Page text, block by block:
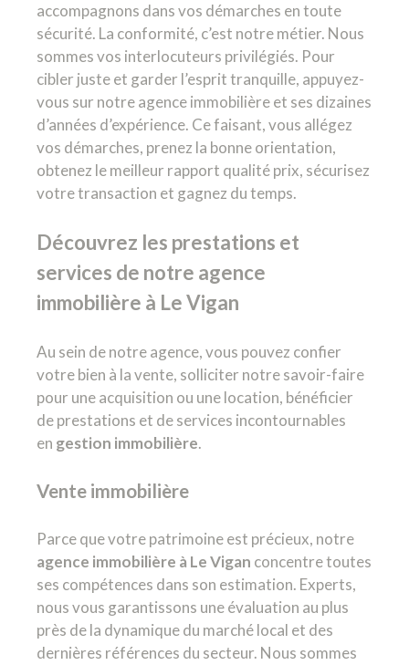
accompagnons dans vos démarches en toute
sécurité. La conformité, c’est notre métier. Nous
sommes vos interlocuteurs privilégiés. Pour
cibler juste et garder l’esprit tranquille, appuyez-
vous sur notre agence immobilière et ses dizaines
d’années d’expérience. Ce faisant, vous allégez
vos démarches, prenez la bonne orientation,
obtenez le meilleur rapport qualité prix, sécurisez
votre transaction et gagnez du temps.
Découvrez les prestations et
services de notre agence
immobilière à Le Vigan
Au sein de notre agence, vous pouvez confier
votre bien à la vente, solliciter notre savoir-faire
pour une acquisition ou une location, bénéficier
de prestations et de services incontournables
en gestion immobilière.
Vente immobilière
Parce que votre patrimoine est précieux, notre
agence immobilière à Le Vigan concentre toutes
ses compétences dans son estimation. Experts,
nous vous garantissons une évaluation au plus
près de la dynamique du marché local et des
dernières références du secteur. Nous sommes